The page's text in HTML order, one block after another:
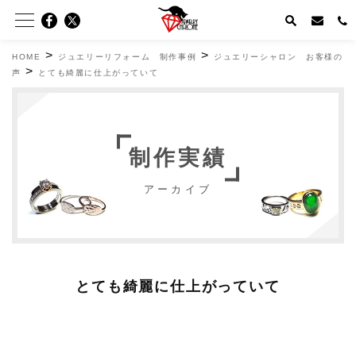
HOME > ジュエリーリフォーム 制作事例 >
ジュエリーシャロン お客様の
声
> とても綺麗に仕上がっていて
制作実績
アーカイブ
とても綺麗に仕上がっていて